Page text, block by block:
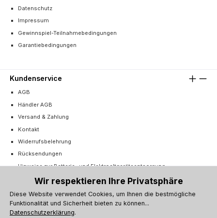
Datenschutz
Impressum
Gewinnspiel-Teilnahmebedingungen
Garantiebedingungen
Kundenservice
AGB
Händler AGB
Versand & Zahlung
Kontakt
Widerrufsbelehrung
Rücksendungen
Hinweise zur Batterie- und Elektroaltgeräteentsorgung
Cookie-Einstellungen
Vertrag widerrufen
Wir respektieren Ihre Privatsphäre
Diese Website verwendet Cookies, um Ihnen die bestmögliche
Funktionalität und Sicherheit bieten zu können...
Datenschutzerklärung.